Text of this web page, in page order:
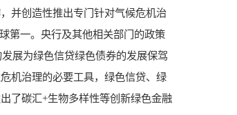
并创造性推出专门针对气候危机治
第一。央行及其他相关部门的政策
展为绿色信贷绿色债券的发展保驾
机治理的必要工具，绿色信贷、绿
了碳汇+生物多样性等创新绿色金融